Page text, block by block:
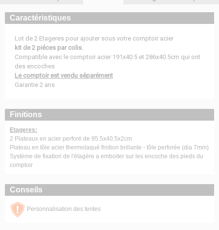
Caractéristiques
Lot de 2 Etageres pour ajouter sous votre comptoir acier
kit de 2 piéces par colis.
Compatible avec le comptoir acier 191x40.5 et 286x40.5cm qui ont
des encoches
Le comptoir est vendu séparément
Garantie 2 ans
Finitions
Etageres:
2 Plateaux en acier perforé de 95.5x40.5x2cm
Plateau en tôle acier thermolaqué finition brillante - tôle perforée (dia 7mm)
Système de fixation de l'étagère a emboiter sur les encoche des pieds du
comptoir
Conseils
Personnalisation des tentes